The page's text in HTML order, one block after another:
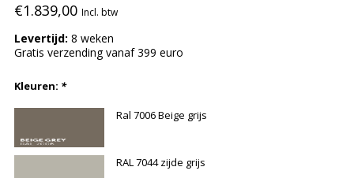
€1.839,00 Incl. btw
Levertijd: 8 weken
Gratis verzending vanaf 399 euro
Kleuren: *
Ral 7006 Beige grijs
RAL 7044 zijde grijs